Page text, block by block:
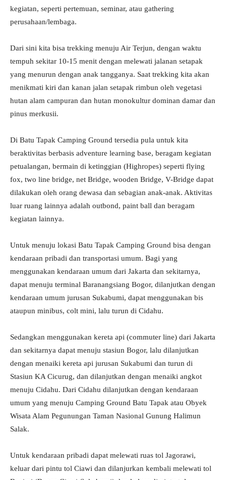
kegiatan, seperti pertemuan, seminar, atau gathering
perusahaan/lembaga.
Dari sini kita bisa trekking menuju Air Terjun, dengan waktu
tempuh sekitar 10-15 menit dengan melewati jalanan setapak
yang menurun dengan anak tangganya. Saat trekking kita akan
menikmati kiri dan kanan jalan setapak rimbun oleh vegetasi
hutan alam campuran dan hutan monokultur dominan damar dan
pinus merkusii.
Di Batu Tapak Camping Ground tersedia pula untuk kita
beraktivitas berbasis adventure learning base, beragam kegiatan
petualangan, bermain di ketinggian (Highropes) seperti flying
fox, two line bridge, net Bridge, wooden Bridge, V-Bridge dapat
dilakukan oleh orang dewasa dan sebagian anak-anak. Aktivitas
luar ruang lainnya adalah outbond, paint ball dan beragam
kegiatan lainnya.
Untuk menuju lokasi Batu Tapak Camping Ground bisa dengan
kendaraan pribadi dan transportasi umum. Bagi yang
menggunakan kendaraan umum dari Jakarta dan sekitarnya,
dapat menuju terminal Baranangsiang Bogor, dilanjutkan dengan
kendaraan umum jurusan Sukabumi, dapat menggunakan bis
ataupun minibus, colt mini, lalu turun di Cidahu.
Sedangkan menggunakan kereta api (commuter line) dari Jakarta
dan sekitarnya dapat menuju stasiun Bogor, lalu dilanjutkan
dengan menaiki kereta api jurusan Sukabumi dan turun di
Stasiun KA Cicurug, dan dilanjutkan dengan menaiki angkot
menuju Cidahu. Dari Cidahu dilanjutkan dengan kendaraan
umum yang menuju Camping Ground Batu Tapak atau Obyek
Wisata Alam Pegunungan Taman Nasional Gunung Halimun
Salak.
Untuk kendaraan pribadi dapat melewati ruas tol Jagorawi,
keluar dari pintu tol Ciawi dan dilanjurkan kembali melewati tol